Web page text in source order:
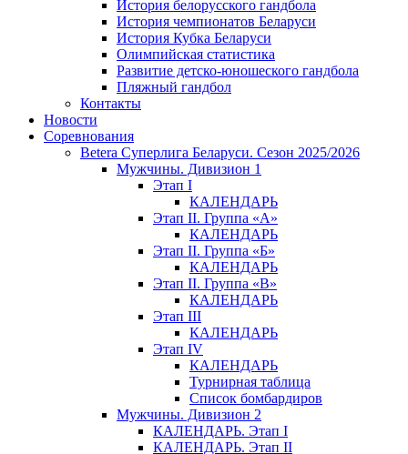
История белорусского гандбола
История чемпионатов Беларуси
История Кубка Беларуси
Олимпийская статистика
Развитие детско-юношеского гандбола
Пляжный гандбол
Контакты
Новости
Соревнования
Betera Суперлига Беларуси. Сезон 2025/2026
Мужчины. Дивизион 1
Этап I
КАЛЕНДАРЬ
Этап II. Группа «А»
КАЛЕНДАРЬ
Этап II. Группа «Б»
КАЛЕНДАРЬ
Этап II. Группа «В»
КАЛЕНДАРЬ
Этап III
КАЛЕНДАРЬ
Этап IV
КАЛЕНДАРЬ
Турнирная таблица
Список бомбардиров
Мужчины. Дивизион 2
КАЛЕНДАРЬ. Этап I
КАЛЕНДАРЬ. Этап II